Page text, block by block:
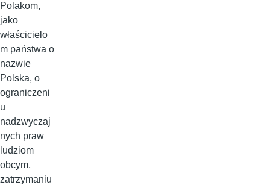
Polakom,
jako
właścicielo
m państwa o
nazwie
Polska, o
ograniczeni
u
nadzwyczaj
nych praw
ludziom
obcym,
zatrzymaniu